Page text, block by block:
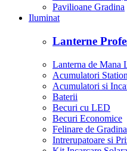
Pavilioane Gradina
Iluminat
Lanterne
Lanterna de Mana
Acumulatori
Acumulatori si
Baterii
Becuri cu LED
Becuri Economice
Felinare de Gradina
Intrerupatoare si